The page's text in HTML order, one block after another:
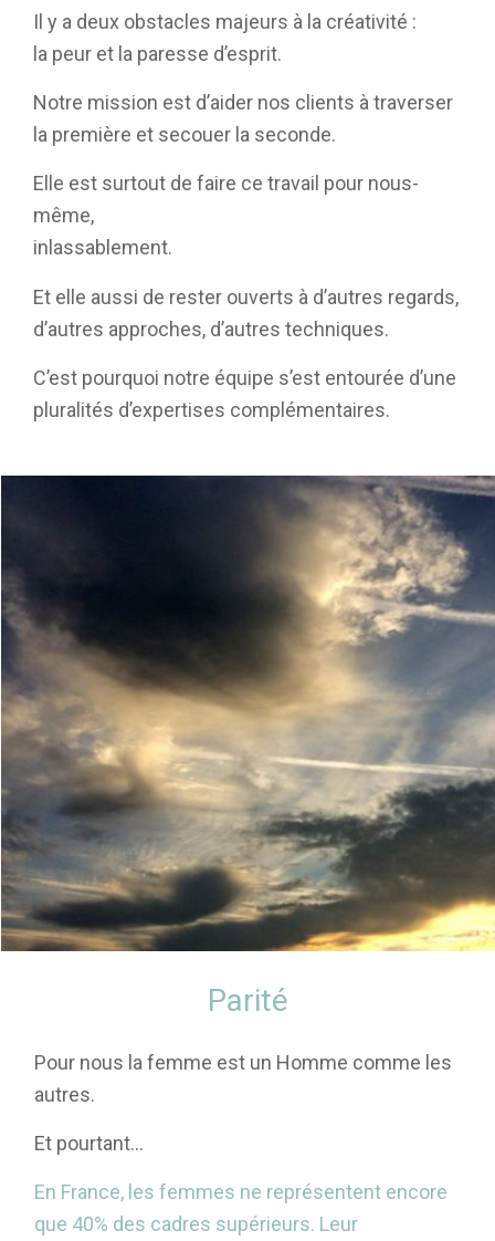
Il y a deux obstacles majeurs à la créativité :
la peur et la paresse d’esprit.
Notre mission est d’aider nos clients à traverser
la première et secouer la seconde.
Elle est surtout de faire ce travail pour nous-
même,
inlassablement.
Et elle aussi de rester ouverts à d’autres regards,
d’autres approches, d’autres techniques.
C’est pourquoi notre équipe s’est entourée d’une
pluralités d’expertises complémentaires.
Parité
Pour nous la femme est un Homme comme les
autres.
Et pourtant…
En France, les femmes ne représentent encore
que 40% des cadres supérieurs. Leur